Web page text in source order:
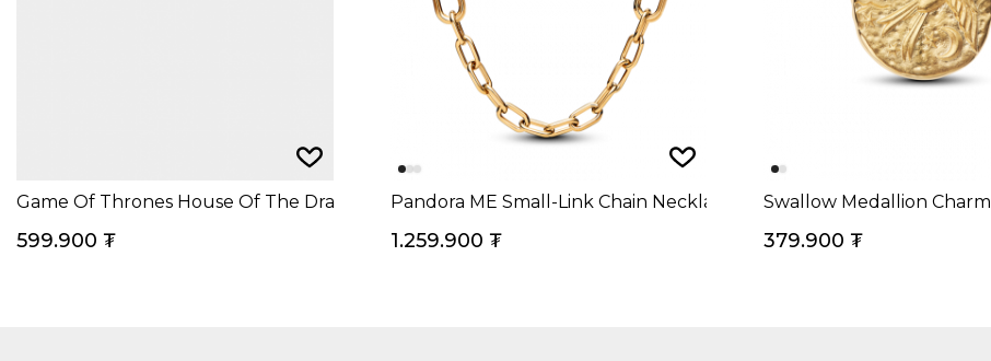
Game Of Thrones House Of The Dragon Crown Ring
599.900 ₮
Pandora ME Small-Link Chain Necklace 14k Gold Plating
1.259.900 ₮
Swallow Medallion Charm
379.900 ₮